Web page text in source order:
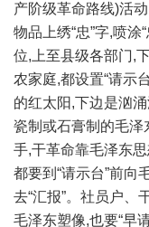
产阶级革命路线)活
物品上绣“忠”字,喷涂
位,上至县级各部门,
农家庭,都设置“请示
的红太阳,下边是汹
瓷制或石膏制的毛泽
手,干革命靠毛泽东
都要到“请示台”前向
去“汇报”。社员户、
毛泽东塑像,也要“早